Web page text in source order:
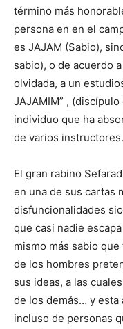
término más
persona en en el
es JAJAM (Sabio),
sabio), o de acuerdo
olvidada, a un
JAJAMIM” ,
individuo que ha
de varios instructores.
El gran rabino
en una de sus cartas
disfuncionalidades
que casi nadie
mismo más sabio
de los hombres
sus ideas, a las
de los demás… y
incluso de personas